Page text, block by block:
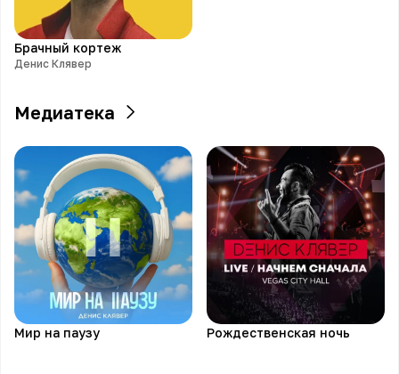
Брачный кортеж
Денис Клявер
Медиатека
Мир на паузу Рождественская ночь